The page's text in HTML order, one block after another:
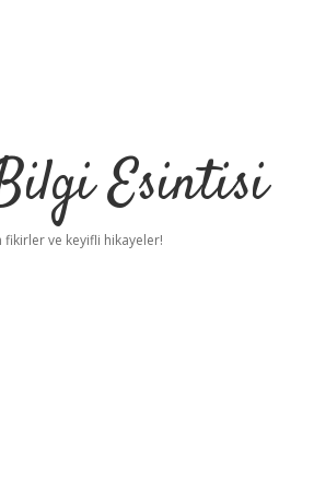
Esintisi
fikirler ve keyifli hikayeler!